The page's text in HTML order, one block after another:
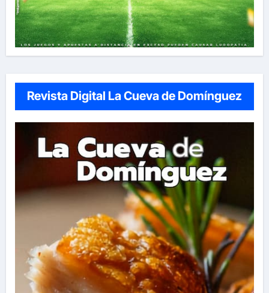
Revista Digital La Cueva de Domínguez